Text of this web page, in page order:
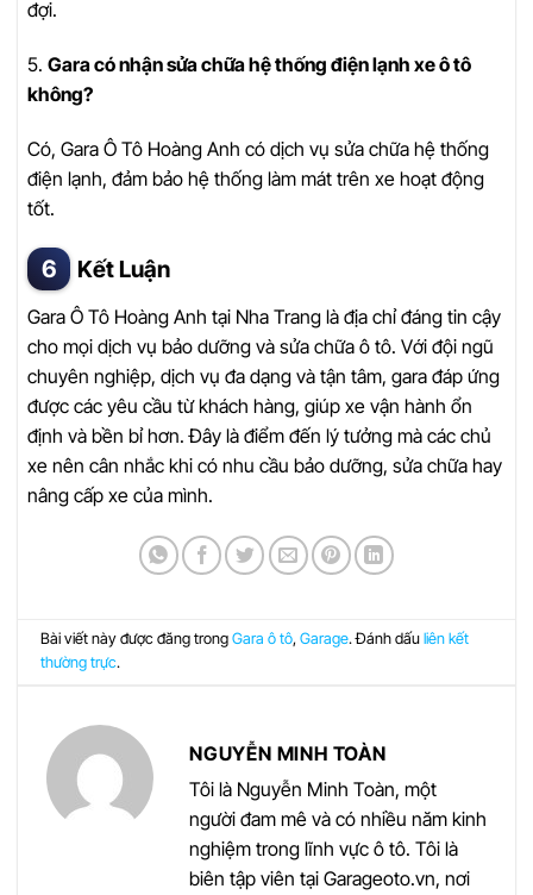
đợi.
5. Gara có nhận sửa chữa hệ thống điện lạnh xe ô tô
không?
Có, Gara Ô Tô Hoàng Anh có dịch vụ sửa chữa hệ thống
điện lạnh, đảm bảo hệ thống làm mát trên xe hoạt động
tốt.
Kết Luận
Gara Ô Tô Hoàng Anh tại Nha Trang là địa chỉ đáng tin cậy
cho mọi dịch vụ bảo dưỡng và sửa chữa ô tô. Với đội ngũ
chuyên nghiệp, dịch vụ đa dạng và tận tâm, gara đáp ứng
được các yêu cầu từ khách hàng, giúp xe vận hành ổn
định và bền bỉ hơn. Đây là điểm đến lý tưởng mà các chủ
xe nên cân nhắc khi có nhu cầu bảo dưỡng, sửa chữa hay
nâng cấp xe của mình.
Bài viết này được đăng trongGara ô tô,Garage. Đánh dấuliên kết
thường trực.
NGUYỄN MINH TOÀN
Tôi là Nguyễn Minh Toàn, một
người đam mê và có nhiều năm kinh
nghiệm trong lĩnh vực ô tô. Tôi là
biên tập viên tại Garageoto.vn, nơi